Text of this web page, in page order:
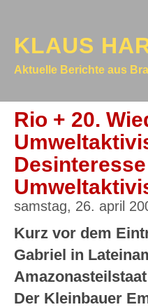
KLAUS
Aktuelle Berichte aus
Rio + 20.
samstag, 26. april
Kurz vor dem
Gabriel in
Der Kleinbauer